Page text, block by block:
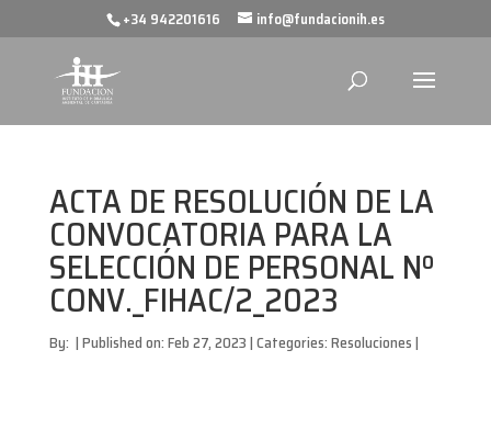
+34 942201616 info@fundacionih.es
ACTA DE RESOLUCIÓN DE LA
CONVOCATORIA PARA LA
SELECCIÓN DE PERSONAL Nº
CONV._FIHAC/2_2023
By: |Published on: Feb 27, 2023|Categories:Resoluciones|